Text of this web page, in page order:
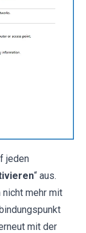
jeden
“ aus.
mehr mit
mit der